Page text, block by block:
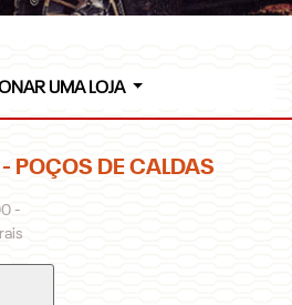
UMA LOJA
POÇOS DE CALDAS
-